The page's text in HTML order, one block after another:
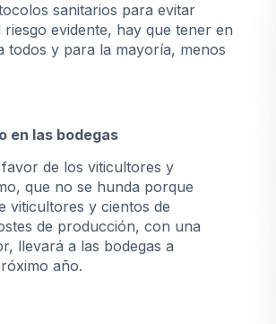
sanitarios para evitar
evidente, hay que tener en
todos y para la mayoría, menos
en las bodegas
de los viticultores y
que no se hunda porque
viticultores y cientos de
de producción, con una
llevará a las bodegas a
año.